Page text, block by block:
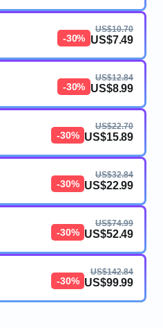
-30%
US$10.70
US$7.49
-30%
US$12.84
US$8.99
-30%
US$22.70
US$15.89
-30%
US$32.84
US$22.99
-30%
US$74.99
US$52.49
-30%
US$142.84
US$99.99